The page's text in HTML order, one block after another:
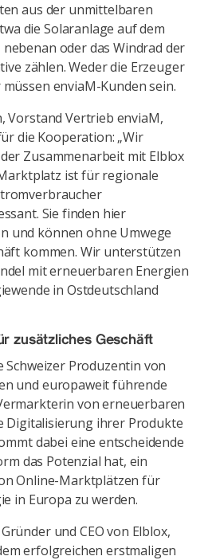
aus der unmittelbaren
die Solaranlage auf dem
oder das Windrad der
zählen. Weder die Erzeuger
enviaM-Kunden sein.
Vorstand Vertrieb enviaM,
die Kooperation: „Wir
Zusammenarbeit mit Elblox
ist für regionale
Sie finden hier
und können ohne Umwege
kommen. Wir unterstützen
mit erneuerbaren Energien
in Ostdeutschland
zusätzliches Geschäft
Schweizer Produzentin von
und europaweit führende
von erneuerbaren
Digitalisierung ihrer Produkte
dabei eine entscheidende
das Potenzial hat, ein
Online-Marktplätzen für
in Europa zu werden.
und CEO von Elblox,
erfolgreichen erstmaligen